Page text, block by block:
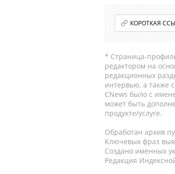
КОРОТКАЯ
* Страница-
редактором на
редакционных
интервью, а также
CNews было с
может быть
продукте/услуге.
Обработан архив
Ключевых фраз
Создано именных
Редакция